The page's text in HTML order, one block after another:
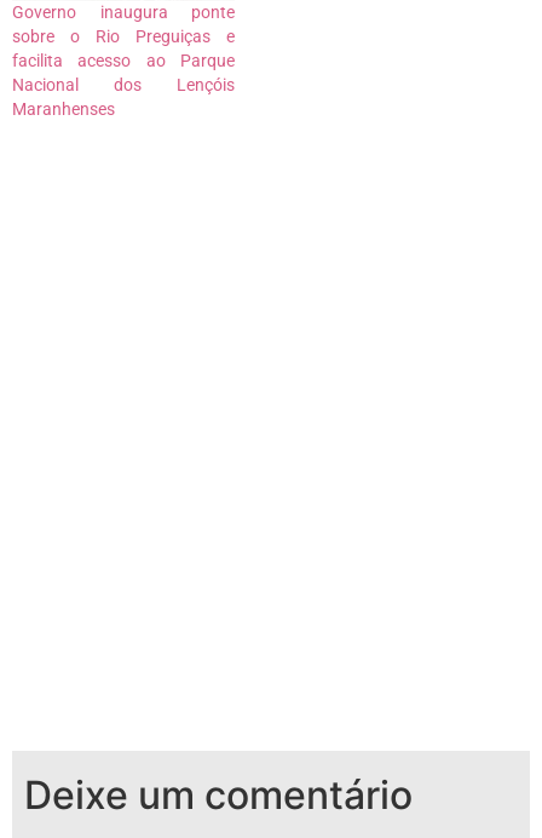
Governo inaugura ponte
sobre o Rio Preguiças e
facilita acesso ao Parque
Nacional dos Lençóis
Maranhenses
Deixe um comentário